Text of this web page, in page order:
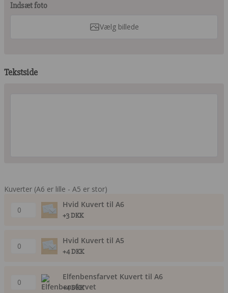
Indsæt foto
Vælg billede
Tekstside
Kuverter (A6 er lille - A5 er stor)
Hvid Kuvert til A6
+3 DKK
Hvid Kuvert til A5
+4 DKK
Elfenbensfarvet Kuvert til A6
+4 DKK